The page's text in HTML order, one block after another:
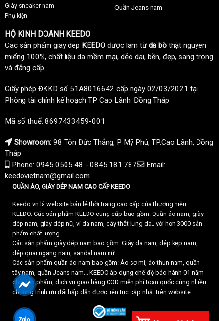
Giày sneaker nam
Phụ kiện
Quần Jeans nam
HỘ KINH DOANH KEEDO
Các sản phẩm giày dép KEEDO được làm từda bò thật nguyên
miếng 100%, chất liệu da mềm mại, dẻo dai, bền, đẹp, sang trọng
và đẳng cấp
Giấy phép ĐKKD số 51A8016642 cấp ngày 02/03/2021 tại
Phòng tài chính kế hoạch TP Cao Lãnh, Đồng Tháp
Mã số thuế: 8697433459-001
Showroom: 98 Tôn Đức Thắng, P Mỹ Phú, TP.Cao Lãnh, Đồng
Tháp
Phone: 0945.0505.48 - 0845.181.787
Email:
keedovietnam@gmail.com
QUẦN ÁO, GIÀY DÉP NAM CAO CẤP KEEDO
Keedo.vn là website bán lẻ thời trang cao cấp của thương hiệu
KEEDO. Các sản phẩm KEEDO cung cấp bao gồm: Quần áo nam, giày
dép nam, giày dép nữ, ví da nam, dây thắt lưng da.. với hơn 3000 sản
phẩm chất lượng.
Các sản phẩm giày dép nam bao gồm: Giày da nam, dép kẹp nam,
dép quai ngang nam, sandal nam nữ...
Các sản phẩm quần áo nam bao gồm: Áo sơ mi, áo thun nam, quần
tây nam, quần Jeans nam... KEEDO áp dụng chế độ bảo hành 01 năm
cho sản phẩm, dịch vụ giao hàng COD miễn phí toàn quốc cùng nhiều
chương trình ưu đãi hấp dẫn được liên tục cập nhật trên website.